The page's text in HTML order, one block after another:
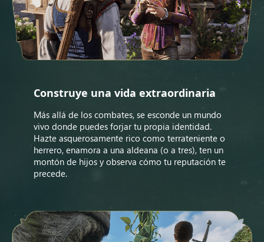
Construye una vida extraordinaria
Más allá de los combates, se esconde un mundo
vivo donde puedes forjar tu propia identidad.
Hazte asquerosamente rico como terrateniente o
herrero, enamora a una aldeana (o a tres), ten un
montón de hijos y observa cómo tu reputación te
precede.